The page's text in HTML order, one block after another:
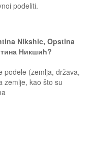
podeliti.
Nikshic, Opstina
Никшић?
podele (zemlja, država,
zemlje, kao što su